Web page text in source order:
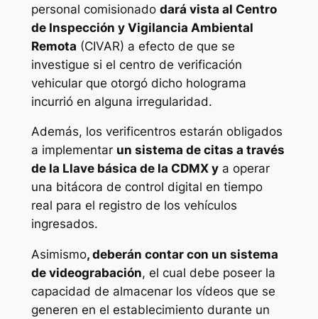
personal comisionado dará vista al Centro
de Inspección y Vigilancia Ambiental
Remota (CIVAR) a efecto de que se
investigue si el centro de verificación
vehicular que otorgó dicho holograma
incurrió en alguna irregularidad.
Además, los verificentros estarán obligados
a implementar un sistema de citas a través
de la Llave básica de la CDMX ya operar
una bitácora de control digital en tiempo
real para el registro de los vehículos
ingresados.
Asimismo, deberán contar con un sistema
de videograbación, el cual debe poseer la
capacidad de almacenar los vídeos que se
generen en el establecimiento durante un